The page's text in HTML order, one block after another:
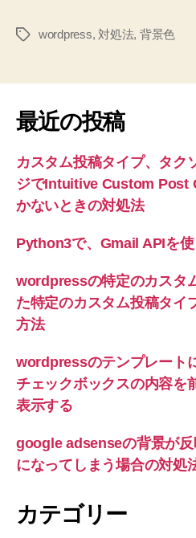
ず、
や
色
に
っ
て
し
う
合
の
対
へ
の
タ
wordpress,対処法, 背景色
最近の投稿
カスタム投稿タイプ、タク
ジでIntuitive Custom Post
かないときの対処法
Python3で、Gmail APIを
wordpressの特定のカスタ
た特定のカスタム投稿タイ
方法
wordpressのテンプレート
チェックボックスの内容を
表示する
google adsenseの背景が
になってしまう場合の対処
カテゴリー